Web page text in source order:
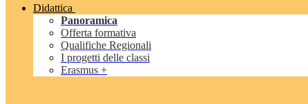
Didattica
Panoramica
Offerta formativa
Qualifiche Regionali
I progetti delle classi
Erasmus +